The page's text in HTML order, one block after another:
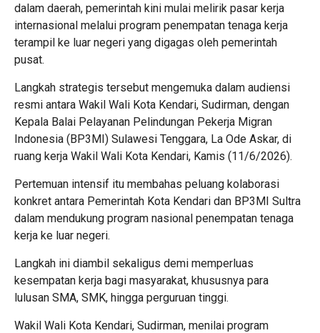
dalam daerah, pemerintah kini mulai melirik pasar kerja
internasional melalui program penempatan tenaga kerja
terampil ke luar negeri yang digagas oleh pemerintah
pusat.
Langkah strategis tersebut mengemuka dalam audiensi
resmi antara Wakil Wali Kota Kendari, Sudirman, dengan
Kepala Balai Pelayanan Pelindungan Pekerja Migran
Indonesia (BP3MI) Sulawesi Tenggara, La Ode Askar, di
ruang kerja Wakil Wali Kota Kendari, Kamis (11/6/2026).
Pertemuan intensif itu membahas peluang kolaborasi
konkret antara Pemerintah Kota Kendari dan BP3MI Sultra
dalam mendukung program nasional penempatan tenaga
kerja ke luar negeri.
Langkah ini diambil sekaligus demi memperluas
kesempatan kerja bagi masyarakat, khususnya para
lulusan SMA, SMK, hingga perguruan tinggi.
Wakil Wali Kota Kendari, Sudirman, menilai program